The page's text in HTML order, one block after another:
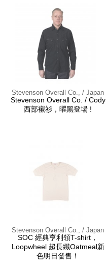
Stevenson Overall Co., / Japan
Stevenson Overall Co. / Cody
西部襯衫，曜黑登場 !
Stevenson Overall Co., / Japan
SOC 經典亨利領T-shirt，
Loopwheel 超長纖Oatmeal新
色明日發售！